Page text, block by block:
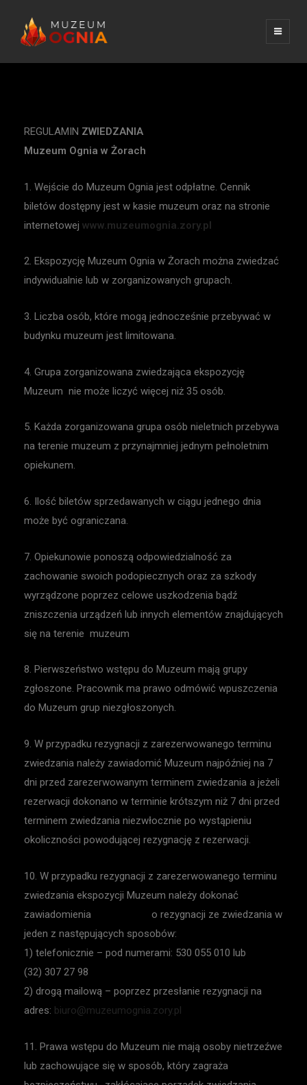
REGULAMIN ZWIEDZANIA
Muzeum Ognia w Żorach
1. Wejście do Muzeum Ognia jest odpłatne. Cennik
biletów dostępny jest w kasie muzeum oraz na stronie
internetowej www.muzeumognia.zory.pl
2. Ekspozycję Muzeum Ognia w Żorach można zwiedzać
indywidualnie lub w zorganizowanych grupach.
3. Liczba osób, które mogą jednocześnie przebywać w
budynku muzeum jest limitowana.
4. Grupa zorganizowana zwiedzająca ekspozycję
Muzeum nie może liczyć więcej niż 35 osób.
5. Każda zorganizowana grupa osób nieletnich przebywa
na terenie muzeum z przynajmniej jednym pełnoletnim
opiekunem.
6. Ilość biletów sprzedawanych w ciągu jednego dnia
może być ograniczana.
7. Opiekunowie ponoszą odpowiedzialność za
zachowanie swoich podopiecznych oraz za szkody
wyrządzone poprzez celowe uszkodzenia bądź
zniszczenia urządzeń lub innych elementów znajdujących
się na terenie muzeum
8. Pierwszeństwo wstępu do Muzeum mają grupy
zgłoszone. Pracownik ma prawo odmówić wpuszczenia
do Muzeum grup niezgłoszonych.
9. W przypadku rezygnacji z zarezerwowanego terminu
zwiedzania należy zawiadomić Muzeum najpóźniej na 7
dni przed zarezerwowanym terminem zwiedzania a jeżeli
rezerwacji dokonano w terminie krótszym niż 7 dni przed
terminem zwiedzania niezwłocznie po wystąpieniu
okoliczności powodującej rezygnację z rezerwacji.
10. W przypadku rezygnacji z zarezerwowanego terminu
zwiedzania ekspozycji Muzeum należy dokonać
zawiadomienia o rezygnacji ze zwiedzania w
jeden z następujących sposobów:
1) telefonicznie – pod numerami: 530 055 010 lub
(32) 307 27 98
2) drogą mailową – poprzez przesłanie rezygnacji na
adres: biuro@muzeumognia.zory.pl
11. Prawa wstępu do Muzeum nie mają osoby nietrzeźwe
lub zachowujące się w sposób, który zagraża